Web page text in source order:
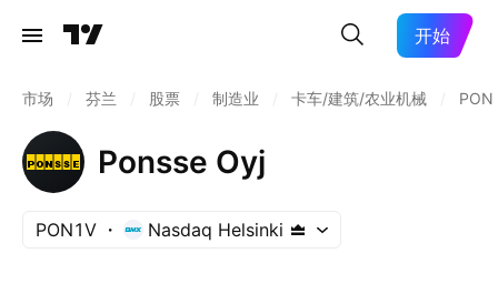
开始
市场 芬兰 股票 制造业 卡车/建筑/农业机械
Ponsse Oyj
PON1V Nasdaq Helsinki